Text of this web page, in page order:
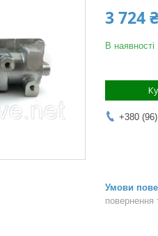
3 724 ₴
В наявності
+380
повернення